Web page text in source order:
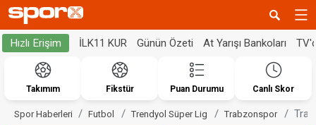
Hızlı Erişim İLK11 KUR Günün Özeti At Yarışı Bankoları
Takımım Fikstür Puan Durumu Canlı Skor
Spor Haberleri Futbol Trendyol Süper Lig Trabzonspor